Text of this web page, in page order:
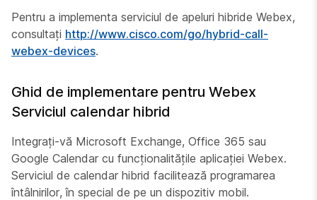
Pentru a implementa serviciul de apeluri hibride Webex,
consultați http://www.cisco.com/go/hybrid-call-
webex-devices.
Ghid de implementare pentru Webex
Serviciul calendar hibrid
Integrați-vă Microsoft Exchange, Office 365 sau
Google Calendar cu funcționalitățile aplicației Webex.
Serviciul de calendar hibrid facilitează programarea
întâlnirilor, în special de pe un dispozitiv mobil.